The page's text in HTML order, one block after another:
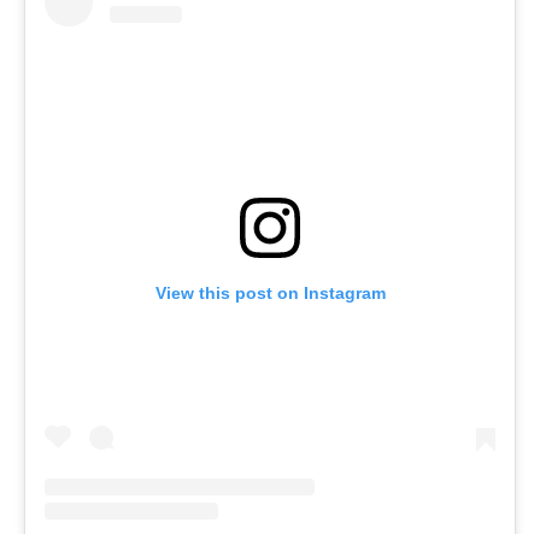
View this post on Instagram